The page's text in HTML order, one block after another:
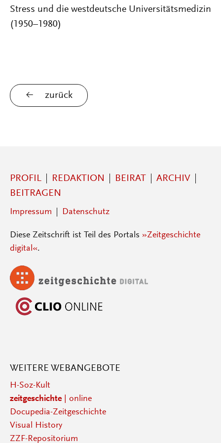
Stress und die westdeutsche Universitätsmedizin
(1950–1980)
zurück
PROFIL REDAKTION BEIRAT
ARCHIV
BEITRAGEN
Impressum Datenschutz
Diese Zeitschrift ist Teil des Portals »Zeitgeschichte
digital«.
WEITERE WEBANGEBOTE
H-Soz-Kult
zeitgeschichte| online
Docupedia-Zeitgeschichte
Visual History
ZZF-Repositorium